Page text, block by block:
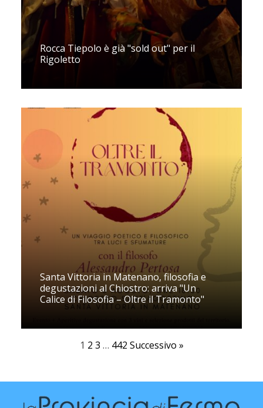
Rocca Tiepolo è già "sold out" per il
Rigoletto
Santa Vittoria in Matenano, filosofia e
degustazioni al Chiostro: arriva "Un
Calice di Filosofia – Oltre il Tramonto"
1 2 3 … 442 Successivo »